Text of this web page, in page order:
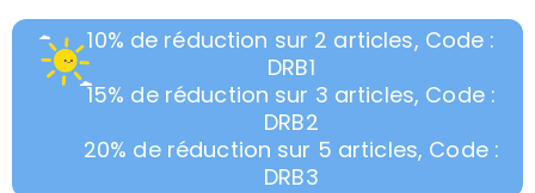
10% de réduction sur 2 articles, Code :
DRB1
15% de réduction sur 3 articles, Code :
DRB2
20% de réduction sur 5 articles, Code :
DRB3